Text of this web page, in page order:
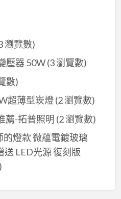
瀏覽數)
壓器 50W(3 瀏覽數)
數)
超薄型崁燈(2 瀏覽數)
薦-拓普照明 (2 瀏覽數)
的燈款 微蘊電鍍玻璃
送 LED光源 復刻版